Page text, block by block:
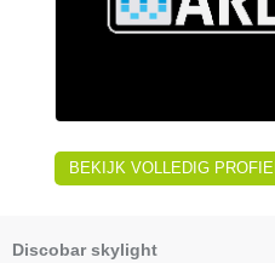
BEKIJK VOLLEDIG PROFIEL
Discobar skylight